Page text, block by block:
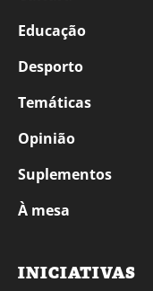
Educação
Desporto
Temáticas
Opinião
Suplementos
À mesa
INICIATIVAS